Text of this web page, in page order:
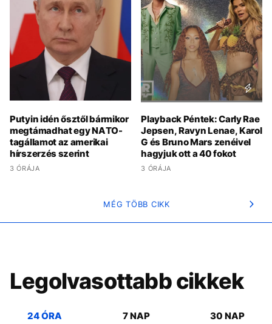
Putyin idén ősztől bármikor
megtámadhat egy NATO-
tagállamot az amerikai
hírszerzés szerint
3 ÓRÁJA
Playback Péntek: Carly Rae
Jepsen, Ravyn Lenae, Karol
G és Bruno Mars zenéivel
hagyjuk ott a 40 fokot
3 ÓRÁJA
MÉG TÖBB CIKK
Legolvasottabb cikkek
24 ÓRA 7 NAP 30 NAP